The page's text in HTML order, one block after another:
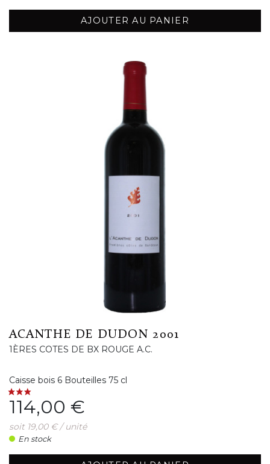
AJOUTER AU PANIER
ACANTHE DE DUDON 2001
1ÈRES COTES DE BX ROUGE A.C.
Caisse bois 6 Bouteilles 75 cl
Prix
114,00 €
soit 19,00 € / unité
En stock